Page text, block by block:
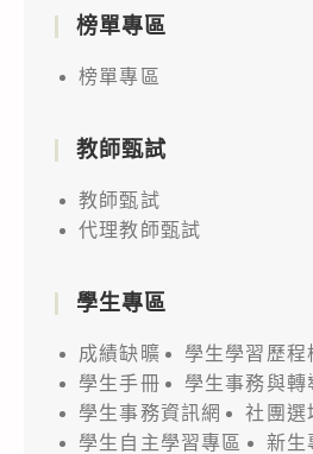
榜單專區
榜單專區
教師甄試
教師甄試
代理教師甄試
學生專區
成績缺曠
學生學習歷程
學生手冊
學生事務與轉
學生事務資訊網
社團選
學生自主學習專區
新生